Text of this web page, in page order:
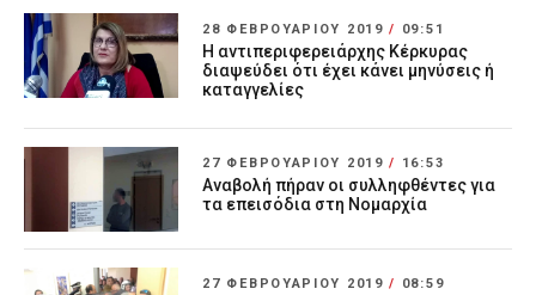
28 ΦΕΒΡΟΥΑΡΊΟΥ 2019/ 09:51
Η αντιπεριφερειάρχης Κέρκυρας
διαψεύδει ότι έχει κάνει μηνύσεις ή
καταγγελίες
27 ΦΕΒΡΟΥΑΡΊΟΥ 2019/ 16:53
Αναβολή πήραν οι συλληφθέντες για
τα επεισόδια στη Νομαρχία
27 ΦΕΒΡΟΥΑΡΊΟΥ 2019/ 08:59